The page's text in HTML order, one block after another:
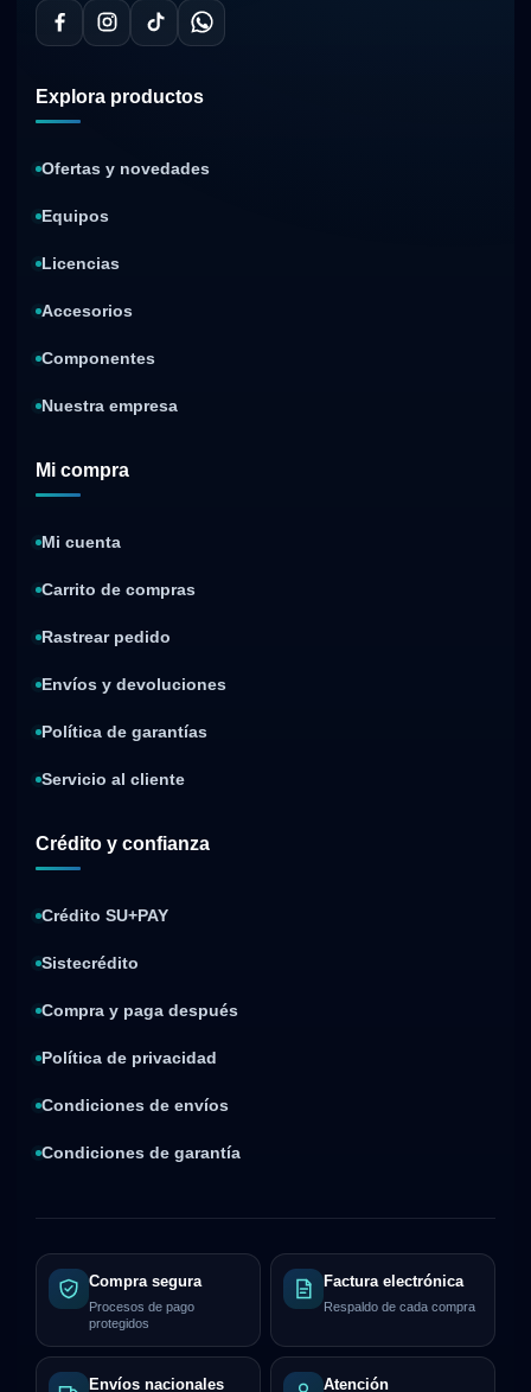
Explora productos
Ofertas y novedades
Equipos
Licencias
Accesorios
Componentes
Nuestra empresa
Mi compra
Mi cuenta
Carrito de compras
Rastrear pedido
Envíos y devoluciones
Política de garantías
Servicio al cliente
Crédito y confianza
Crédito SU+PAY
Sistecrédito
Compra y paga después
Política de privacidad
Condiciones de envíos
Condiciones de garantía
Compra segura
Procesos de pago
protegidos
Factura electrónica
Respaldo de cada compra
Envíos nacionales Atención